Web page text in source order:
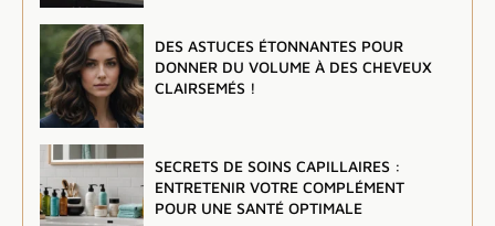
DES ASTUCES ÉTONNANTES POUR
DONNER DU VOLUME À DES CHEVEUX
CLAIRSEMÉS !
SECRETS DE SOINS CAPILLAIRES :
ENTRETENIR VOTRE COMPLÉMENT
POUR UNE SANTÉ OPTIMALE